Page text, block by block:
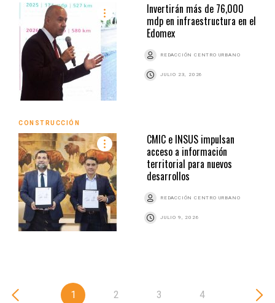
Invertirán más de 76,000
mdp en infraestructura en el
Edomex
REDACCIÓN CENTRO URBANO
JULIO 23, 2026
CONSTRUCCIÓN
CMIC e INSUS impulsan
acceso a información
territorial para nuevos
desarrollos
REDACCIÓN CENTRO URBANO
JULIO 9, 2026
1 2 3 4